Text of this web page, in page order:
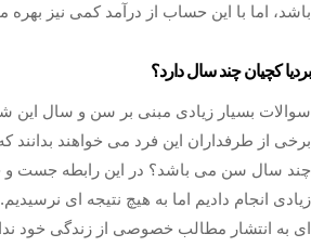
باشد، اما با این حساب از درآمد کمی نیز بهره
بردیا کچیان چند سال دارد؟
سوالات بسیار زیادی مبنی بر سن و سال این
برخی از طرفداران این فرد می خواهند بدانند
چند سال سن می باشد؟ در این رابطه جست و
زیادی انجام دادیم اما به هیچ نتیجه ای
ای به انتشار مطالب خصوصی از زندگی خود